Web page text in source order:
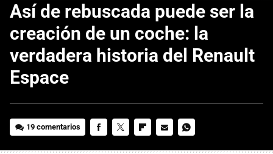
Así de rebuscada puede ser la
creación de un coche: la
verdadera historia del Renault
Espace
19 comentarios